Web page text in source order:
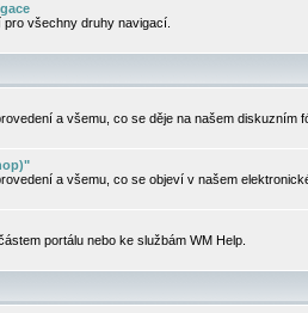
všechny druhy navigací.
a všemu, co se děje na našem diskuzním
a všemu, co se objeví v našem
portálu nebo ke službám WM Help.